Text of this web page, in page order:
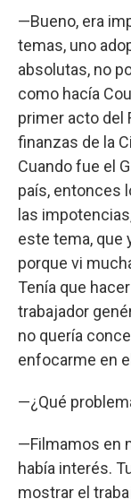
—Bueno, era
temas, uno
absolutas, no
como hacía
primer acto del
finanzas de la
Cuando fue el
país, entonces
las
este tema, que
porque vi
Tenía que
trabajador
no quería
enfocarme en
—¿Qué
—Filmamos en
había interés.
mostrar el